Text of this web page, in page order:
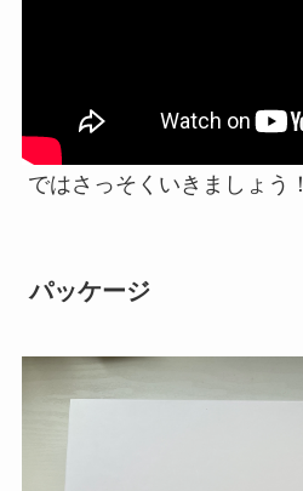
ではさっそくいきましょう！
パッケージ